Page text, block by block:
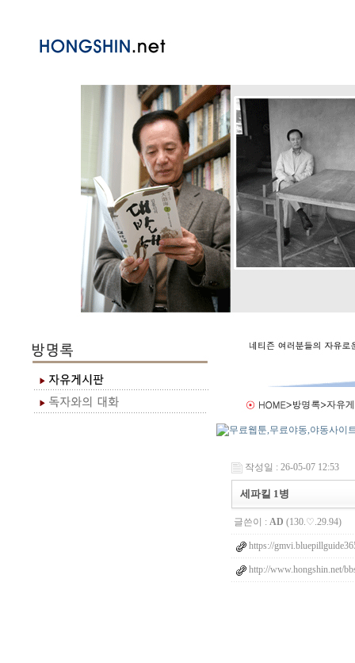
작성일 : 26-05-07 12:53
세파킬 1병
글쓴이 : AD (130.♡.29.94)
https://
http://www.hongshin.net/